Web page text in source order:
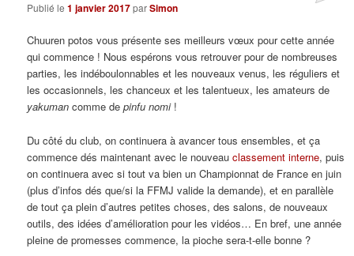
Publié le1 janvier 2017parSimon
Chuuren potos vous présente ses meilleurs vœux pour cette année
qui commence ! Nous espérons vous retrouver pour de nombreuses
parties, les indéboulonnables et les nouveaux venus, les réguliers et
les occasionnels, les chanceux et les talentueux, les amateurs de
yakuman comme depinfu nomi!
Du côté du club, on continuera à avancer tous ensembles, et ça
commence dés maintenant avec le nouveauclassement interne, puis
on continuera avec si tout va bien un Championnat de France en juin
(plus d’infos dés que/si la FFMJ valide la demande), et en parallèle
de tout ça plein d’autres petites choses, des salons, de nouveaux
outils, des idées d’amélioration pour les vidéos… En bref, une année
pleine de promesses commence, la pioche sera-t-elle bonne ?